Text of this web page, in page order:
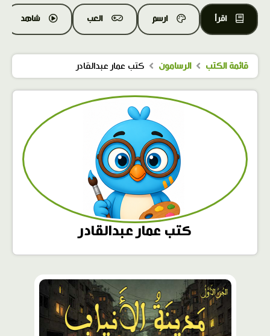
اقرأ ارسم العب شاهد
قائمة الكتب الرسامون كتب عمار عبدالقادر
كتب عمار عبدالقادر
محتوى
مميّز